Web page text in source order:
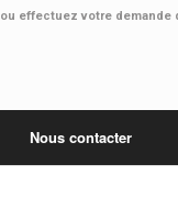
ou effectuez votre demande
Nous contacter